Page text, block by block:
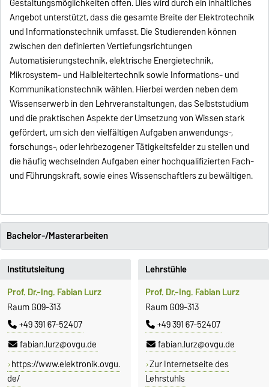
Gestaltungsmöglichkeiten offen. Dies wird durch ein inhaltliches
Angebotunterstützt, dass die gesamte Breite der Elektrotechnik
und Informationstechnik umfasst. Die Studierenden können
zwischen den definierten Vertiefungsrichtungen
Automatisierungstechnik, elektrische Energietechnik,
Mikrosystem- und Halbleitertechnik sowie Informations- und
Kommunikationstechnik wählen. Hierbei werden neben dem
Wissenserwerb in den Lehrveranstaltungen, das Selbststudium
und die praktischen Aspekte der Umsetzung von Wissen stark
gefördert, um sich den vielfältigen Aufgaben anwendungs-,
forschungs-, oder lehrbezogener Tätigkeitsfelder zu stellen und
die häufig wechselnden Aufgaben einer hochqualifizierten Fach-
und Führungskraft, sowie eines Wissenschaftlers zu bewältigen.
Bachelor-/Masterarbeiten
Institutsleitung
Prof. Dr.-Ing. Fabian Lurz
Raum G09-313
+49 391 67-52407
fabian.lurz@ovgu.de
https://www.elektronik.ovgu.
de/
Lehrstühle
Prof. Dr.-Ing. Fabian Lurz
Raum G09-313
+49 391 67-52407
fabian.lurz@ovgu.de
Zur Internetseite des
Lehrstuhls